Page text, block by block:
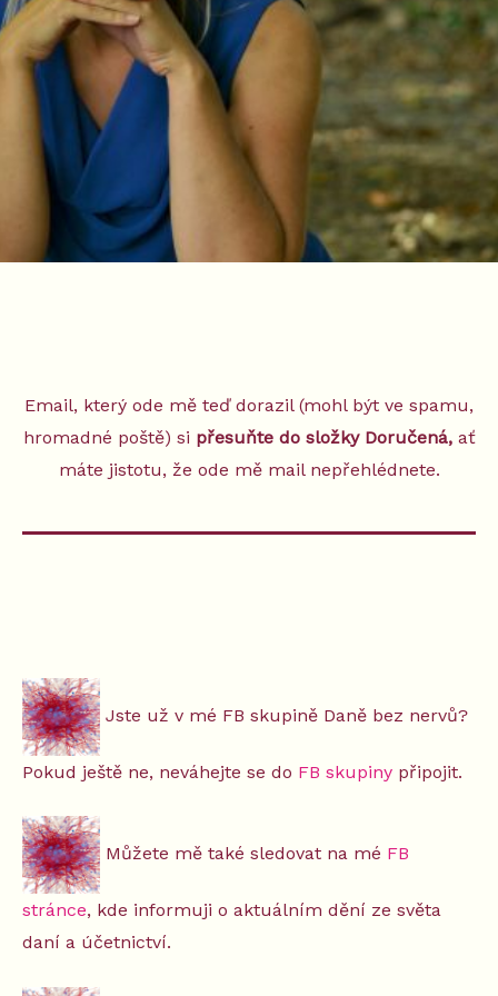
Email, který ode mě teď dorazil (mohl být ve spamu,
hromadné poště) si přesuňte do složky Doručená,ať
máte jistotu, že ode mě mail nepřehlédnete.
Jste už v mé FB skupině Daně bez nervů?
Pokud ještě ne, neváhejte se do FB skupiny připojit.
Můžete mě také sledovat na mé FB
stránce, kde informuji o aktuálním dění ze světa
daní a účetnictví.